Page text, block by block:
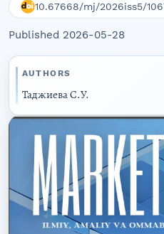
10.67668/mj/2026iss5/
Published 2026-05-28
AUTHORS
Таджиева С.У.